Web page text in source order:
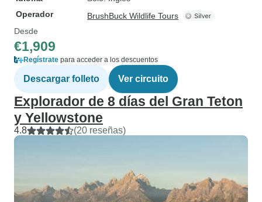
Operador
BrushBuck Wildlife Tours
Desde
€1,909
Regístrate para acceder a los descuentos
Descargar folleto Ver circuito
Explorador de 8 días del Gran Teton
y Yellowstone
4.8 (20 reseñas)